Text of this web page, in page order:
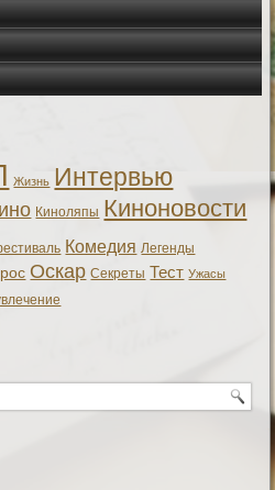
Жизнь Интервью
Киноляпы Киноновости
Комедия Легенды
Оскар Секреты Тест Ужасы